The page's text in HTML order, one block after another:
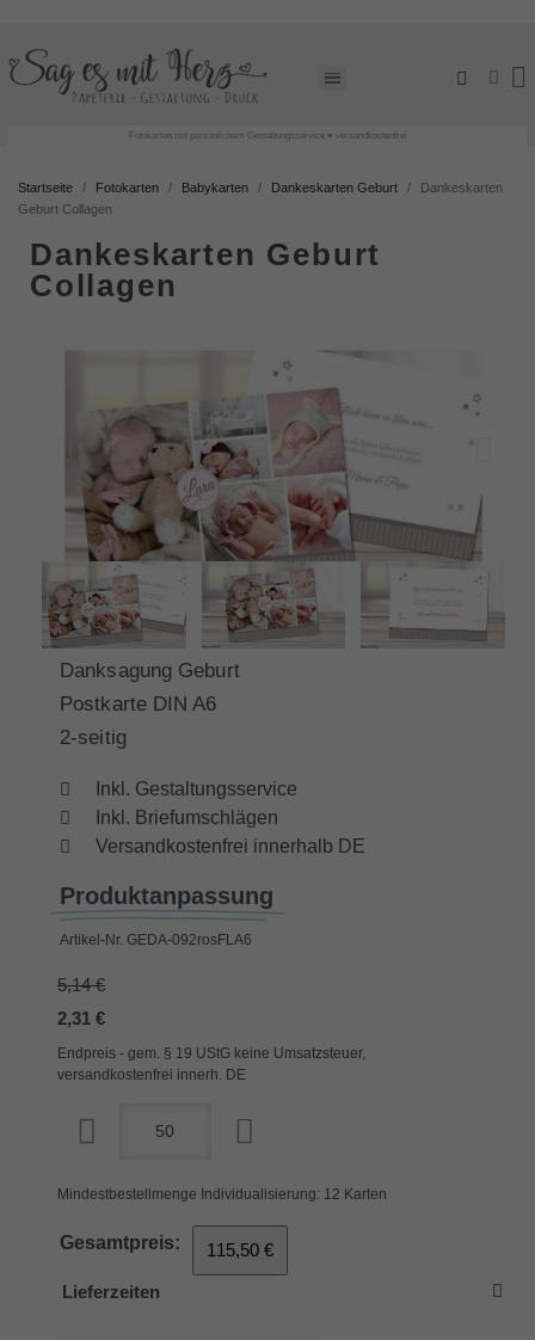
Fotokarten mit persönlichem Gestaltungsservice ♥ versandkostenfrei
Startseite Fotokarten Babykarten Dankeskarten Geburt
Dankeskarten
Geburt Collagen
Dankeskarten Geburt
Collagen
Danksagung Geburt
Postkarte DIN A6
2-seitig
Inkl. Gestaltungsservice
Inkl. Briefumschlägen
Versandkostenfrei innerhalb DE
Produktanpassung
Artikel-Nr. GEDA-092rosFLA6
5,14 €
2,31 €
Endpreis - gem. § 19 UStG keine Umsatzsteuer,
versandkostenfrei innerh. DE
Mindestbestellmenge Individualisierung: 12 Karten
Gesamtpreis: 115,50 €
Lieferzeiten